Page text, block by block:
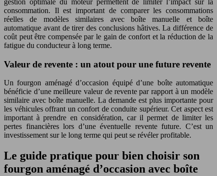
gestion optimale du moteur permettent de limiter l’impact sur la
consommation. Il est important de comparer les consommations
réelles de modèles similaires avec boîte manuelle et boîte
automatique avant de tirer des conclusions hâtives. La différence de
coût peut être compensée par le gain de confort et la réduction de la
fatigue du conducteur à long terme.
Valeur de revente : un atout pour une future revente
Un fourgon aménagé d’occasion équipé d’une boîte automatique
bénéficie d’une meilleure valeur de revente par rapport à un modèle
similaire avec boîte manuelle. La demande est plus importante pour
les véhicules offrant un confort de conduite supérieur. Cet aspect est
important à prendre en considération, car il permet de limiter les
pertes financières lors d’une éventuelle revente future. C’est un
investissement sur le long terme qui peut se révéler profitable.
Le guide pratique pour bien choisir son
fourgon aménagé d’occasion avec boîte